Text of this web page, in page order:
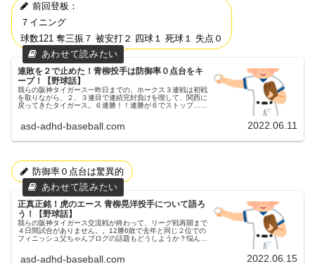
前回登板：
７イニング
球数121 奪三振７ 被安打２ 四球１ 死球１ 失点０
連敗を２で止めた！青柳投手は防御率０点台をキ
ープ！【野球話】
我らの阪神タイガース一昨日までの、ホークス３連戦は初戦
を取りながら、２、３連目で連続完封負けを喫して、関西に
戻ってきたタイガース。６連勝！！連勝が６でストップ…６
（6/10）の京セラドー...
asd-adhd-baseball.com 2022.06.11
防御率０点台は驚異的
正真正銘！虎のエース 青柳晃洋投手について語ろ
う！【野球話】
我らの阪神タイガース交流戦が終わって、リーグ戦再開まで
４日間試合がありません。。12勝6敗で去年と同じ２位での
フィニッシュ父ちゃんブログの話題もどうしようか？悩んで
は久々に、○○選手に...
asd-adhd-baseball.com 2022.06.15